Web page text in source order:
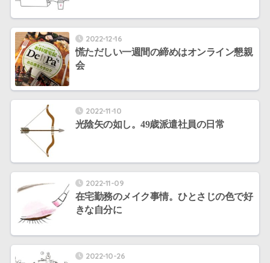
2022-12-16
慌ただしい一週間の締めはオンライン懇親
会
2022-11-10
光陰矢の如し。49歳派遣社員の日常
2022-11-09
在宅勤務のメイク事情。ひとさじの色で好
きな自分に
2022-10-26